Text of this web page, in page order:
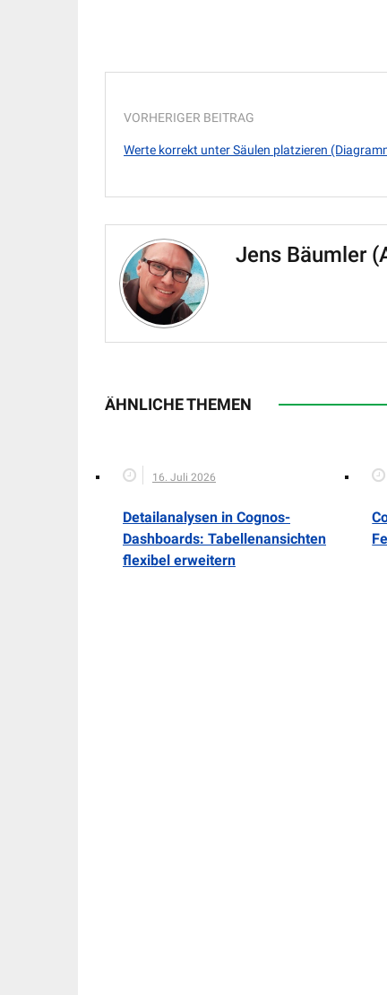
VORHERIGER BEITRAG
Werte korrekt unter Säulen platzieren
Jens Bäumler
ÄHNLICHE THEMEN
16. Juli 2026
Detailanalysen in Cognos-
Dashboards: Tabellenansichten
flexibel erweitern